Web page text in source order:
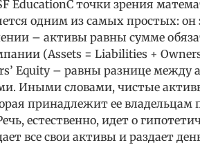
EducationС точки зрения
одним из самых простых: он
– активы равны сумме
(Assets = Liabilities +
Equity – равны разнице между
Иными словами, чистые
принадлежит ее владельцам
естественно, идет о
все свои активы и раздает